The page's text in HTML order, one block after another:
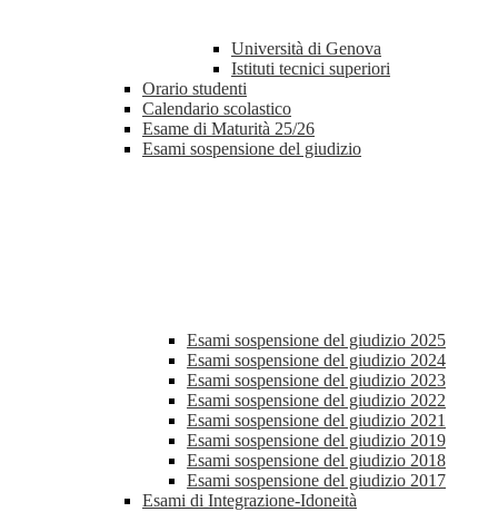
Università di Genova
Istituti tecnici superiori
Orario studenti
Calendario scolastico
Esame di Maturità 25/26
Esami sospensione del giudizio
Esami sospensione del giudizio 2025
Esami sospensione del giudizio 2024
Esami sospensione del giudizio 2023
Esami sospensione del giudizio 2022
Esami sospensione del giudizio 2021
Esami sospensione del giudizio 2019
Esami sospensione del giudizio 2018
Esami sospensione del giudizio 2017
Esami di Integrazione-Idoneità